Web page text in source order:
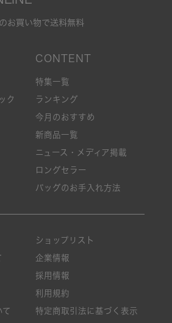
お買い物で送料無料
ク
特集一覧
ランキング
今月のおすすめ
新商品一覧
ニュース・メディア掲載
ロングセラー
バッグのお手入れ方法
て
ショップリスト
企業情報
採用情報
利用規約
特定商取引法に基づく表示